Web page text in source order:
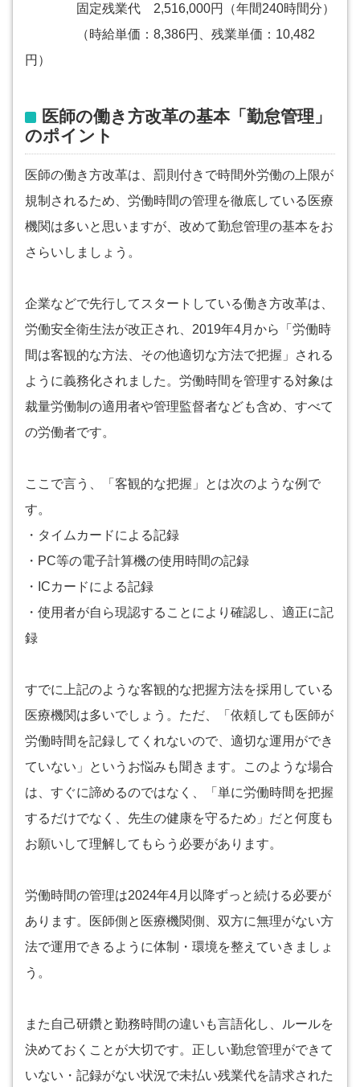
固定残業代 2,516,000円（年間240時間分）
（時給単価：8,386円、残業単価：10,482
円）
医師の働き方改革の基本「勤怠管理」
のポイント
医師の働き方改革は、罰則付きで時間外労働の上限が
規制されるため、労働時間の管理を徹底している医療
機関は多いと思いますが、改めて勤怠管理の基本をお
さらいしましょう。
企業などで先行してスタートしている働き方改革は、
労働安全衛生法が改正され、2019年4月から「労働時
間は客観的な方法、その他適切な方法で把握」される
ように義務化されました。労働時間を管理する対象は
裁量労働制の適用者や管理監督者なども含め、すべて
の労働者です。
ここで言う、「客観的な把握」とは次のような例で
す。
・タイムカードによる記録
・PC等の電子計算機の使用時間の記録
・ICカードによる記録
・使用者が自ら現認することにより確認し、適正に記
録
すでに上記のような客観的な把握方法を採用している
医療機関は多いでしょう。ただ、「依頼しても医師が
労働時間を記録してくれないので、適切な運用ができ
ていない」というお悩みも聞きます。このような場合
は、すぐに諦めるのではなく、「単に労働時間を把握
するだけでなく、先生の健康を守るため」だと何度も
お願いして理解してもらう必要があります。
労働時間の管理は2024年4月以降ずっと続ける必要が
あります。医師側と医療機関側、双方に無理がない方
法で運用できるように体制・環境を整えていきましょ
う。
また自己研鑽と勤務時間の違いも言語化し、ルールを
決めておくことが大切です。正しい勤怠管理ができて
いない・記録がない状況で未払い残業代を請求された